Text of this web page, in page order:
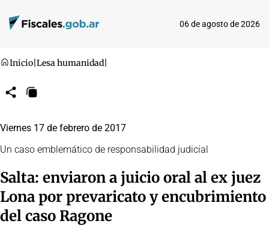
06 de agosto de 2026
Inicio Lesa humanidad
CompartirCopiar
Viernes 17 de febrero de 2017
Un caso emblemático de responsabilidad judicial
Salta: enviaron a juicio oral al ex juez
Lona por prevaricato y encubrimiento
del caso Ragone